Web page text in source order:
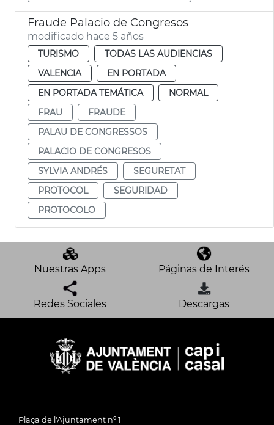
Fraude Palacio de Congresos
modificado hace 5 años
TURISMO
TODAS LAS AUDIENCIAS
VALENCIA
EN PORTADA
EN PORTADA TEMÁTICA
NORMAL
FRAU
FRAUDE
PALAU DE CONGRESSOS
PALACIO DE CONGRESOS
SYLVIA ANDRÉS
SEGURETAT
PROTOCOL
SEGURIDAD
PROTOCOLO
Nuestras Apps Páginas de Interés
Redes Sociales Descargas
Plaça de l'Ajuntament nº 1